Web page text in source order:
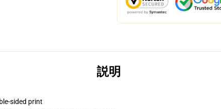
説明
sided print